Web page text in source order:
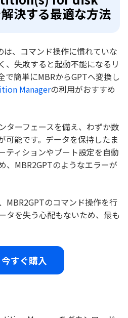
決する最適な方法
は、コマンド操作に慣れていな
、失敗すると起動不能になるリ
で簡単にMBRからGPTへ変換し
Managerの利用がおすすめ
ターフェースを備え、わずか数
可能です。データを保持したま
ティションやブート設定を自動
、MBR2GPTのようなエラーが
MBR2GPTのコマンド操作を行
タを失う心配もないため、最も
今すぐ購入